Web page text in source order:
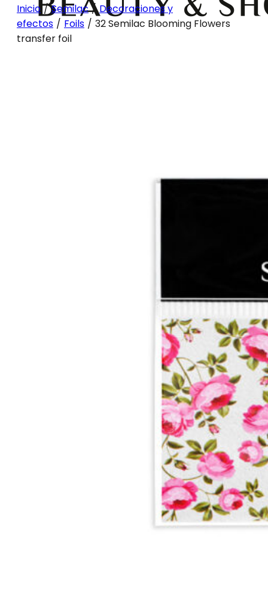
Inicio / Semilac / Decoraciones y
efectos / Foils / 32 Semilac Blooming Flowers
transfer foil